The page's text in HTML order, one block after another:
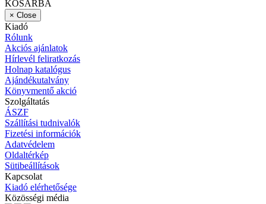
KOSÁRBA
× Close
Kiadó
Rólunk
Akciós ajánlatok
Hírlevél feliratkozás
Holnap katalógus
Ajándékutalvány
Könyvmentő akció
Szolgáltatás
ÁSZF
Szállítási tudnivalók
Fizetési információk
Adatvédelem
Oldaltérkép
Sütibeállítások
Kapcsolat
Kiadó elérhetősége
Közösségi média